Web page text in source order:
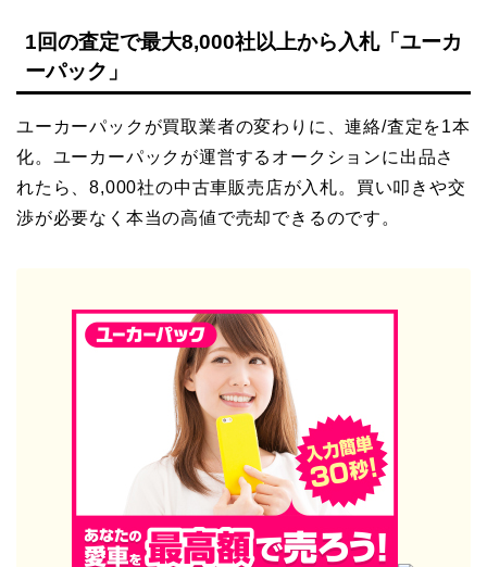
1回の査定で最大8,000社以上から入札「ユーカ
ーパック」
ユーカーパックが買取業者の変わりに、連絡/査定を1本
化。ユーカーパックが運営するオークションに出品さ
れたら、8,000社の中古車販売店が入札。買い叩きや交
渉が必要なく本当の高値で売却できるのです。